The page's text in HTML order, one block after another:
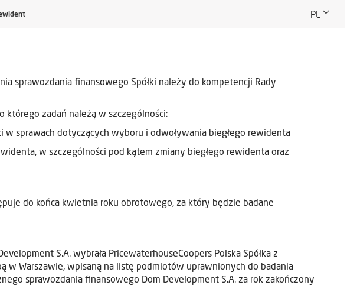
sprawozdania finansowego Spółki należy do kompetencji Rady
którego zadań należą w szczególności:
w sprawach dotyczących wyboru i odwoływania biegłego rewidenta
w szczególności pod kątem zmiany biegłego rewidenta oraz
do końca kwietnia roku obrotowego, za który będzie badane
S.A. wybrała PricewaterhouseCoopers Polska Spółka z
w Warszawie, wpisaną na listę podmiotów uprawnionych do badania
sprawozdania finansowego Dom Development S.A. za rok zakończony
PL